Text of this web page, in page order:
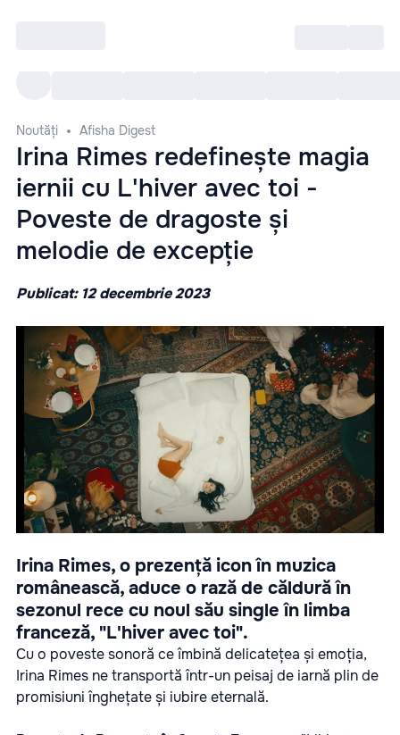
Noutăți Afisha Digest
Irina Rimes redefinește magia
iernii cu L'hiver avec toi -
Poveste de dragoste și
melodie de excepție
Publicat: 12 decembrie 2023
Irina Rimes, o prezență icon în muzica
românească, aduce o rază de căldură în
sezonul rece cu noul său single în limba
franceză, "L'hiver avec toi".
Cu o poveste sonoră ce îmbină delicatețea și emoția,
Irina Rimes ne transportă într-un peisaj de iarnă plin de
promisiuni înghețate și iubire eternală.